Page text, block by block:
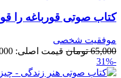
کتاب صوتی قورباغه را
موفقیت شخصی
65,000 تومان قیمت اصلی: 65,000 تومان بود.
-31%